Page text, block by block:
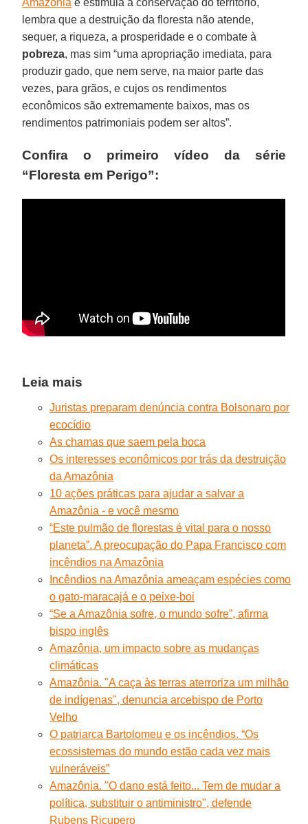
lembra que a destruição da floresta não atende,
sequer, a riqueza, a prosperidade e o combate à
pobreza, mas sim “uma apropriação imediata, para
produzir gado, que nem serve, na maior parte das
vezes, para grãos, e cujos os rendimentos
econômicos são extremamente baixos, mas os
rendimentos patrimoniais podem ser altos”.
Confira o primeiro vídeo da série
“Floresta em Perigo”:
Leia mais
Juristas preparam denúncia contra Bolsonaro por
ecocídio
As chamas que saem pela boca
Os interesses econômicos por trás da destruição
da Amazônia
10 ações práticas para ajudar a salvar a
Amazônia - e você mesmo
“Este pulmão de florestas é vital para o nosso
planeta”. A preocupação do Papa Francisco com
incêndios na Amazônia
Incêndios na Amazônia ameaçam espécies como
o gato-maracajá e o peixe-boi
“Se a Amazônia sofre, o mundo sofre”, afirma
bispo inglês
Amazônia, um impacto sobre as mudanças
climáticas
Amazônia. "A caça às terras aterroriza um milhão
de indígenas", denuncia arcebispo de Porto
Velho
O patriarca Bartolomeu e os incêndios. “Os
ecossistemas do mundo estão cada vez mais
vulneráveis”
Amazônia. "O dano está feito... Tem de mudar a
política, substituir o antiministro", defende
Rubens Ricupero